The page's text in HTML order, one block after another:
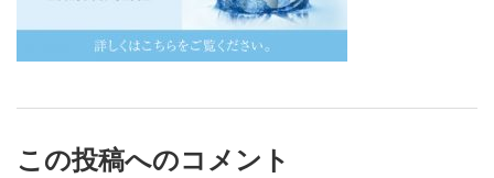
この投稿へのコメント